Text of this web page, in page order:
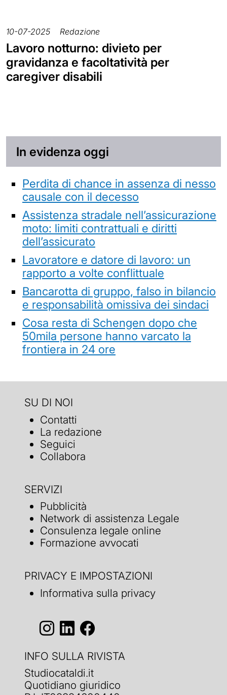
10-07-2025 Redazione
Lavoro notturno: divieto per
gravidanza e facoltatività per
caregiver disabili
In evidenza oggi
Perdita di chance in assenza di nesso
causale con il decesso
Assistenza stradale nell’assicurazione
moto: limiti contrattuali e diritti
dell’assicurato
Lavoratore e datore di lavoro: un
rapporto a volte conflittuale
Bancarotta di gruppo, falso in bilancio
e responsabilità omissiva dei sindaci
Cosa resta di Schengen dopo che
50mila persone hanno varcato la
frontiera in 24 ore
SU DI NOI
Contatti
La redazione
Seguici
Collabora
SERVIZI
Pubblicità
Network di assistenza Legale
Consulenza legale online
Formazione avvocati
PRIVACY E IMPOSTAZIONI
Informativa sulla privacy
INFO SULLA RIVISTA
Studiocataldi.it
Quotidiano giuridico